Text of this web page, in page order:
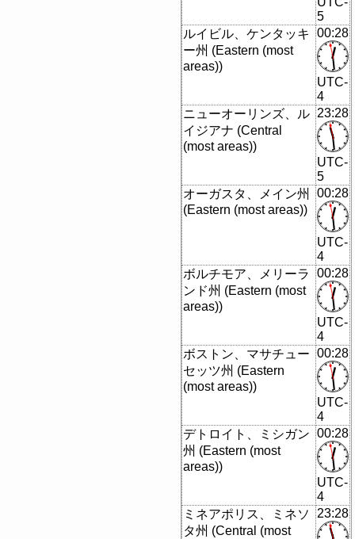
5
ルイビル、ケンタッキ
ー州 (Eastern (most
areas))
00:28
UTC-
4
ニューオーリンズ、ル
イジアナ (Central
(most areas))
23:28
UTC-
5
オーガスタ、メイン州
(Eastern (most areas))
00:28
UTC-
4
ボルチモア、メリーラ
ンド州 (Eastern (most
areas))
00:28
UTC-
4
ボストン、マサチュー
セッツ州 (Eastern
(most areas))
00:28
UTC-
4
デトロイト、ミシガン
州 (Eastern (most
areas))
00:28
UTC-
4
ミネアポリス、ミネソ
タ州 (Central (most
23:28